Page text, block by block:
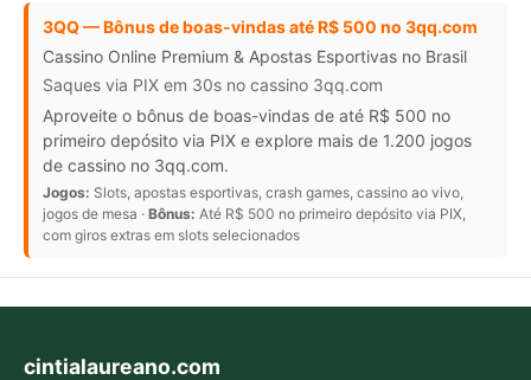
3QQ — Bônus de boas-vindas até R$ 500 no 3qq.com
Cassino Online Premium & Apostas Esportivas no Brasil
Saques via PIX em 30s no cassino 3qq.com
Aproveite o bônus de boas-vindas de até R$ 500 no
primeiro depósito via PIX e explore mais de 1.200 jogos
de cassino no 3qq.com.
Jogos: Slots, apostas esportivas, crash games, cassino ao vivo,
jogos de mesa · Bônus: Até R$ 500 no primeiro depósito via PIX,
com giros extras em slots selecionados
cintialaureano.com